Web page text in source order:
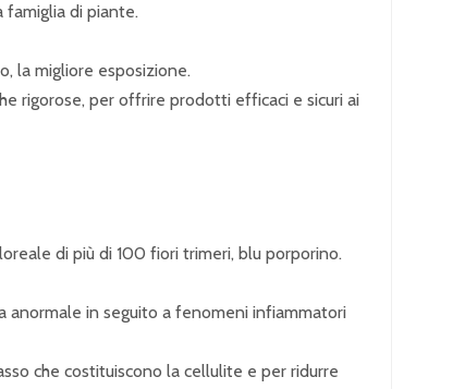
famiglia di piante.
la migliore esposizione.
rigorose, per offrire prodotti efficaci e sicuri ai
di più di 100 fiori trimeri, blu porporino.
anormale in seguito a fenomeni infiammatori
che costituiscono la cellulite e per ridurre